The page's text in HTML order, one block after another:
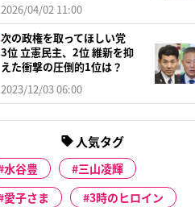
2026/04/02 11:00
次の政権を取ってほしい党
3位 立憲民主、2位 維新を抑
えた衝撃の圧倒的1位は？
2023/12/03 06:00
人気タグ
水谷豊
三山凌輝
愛子さま
3時のヒロイン